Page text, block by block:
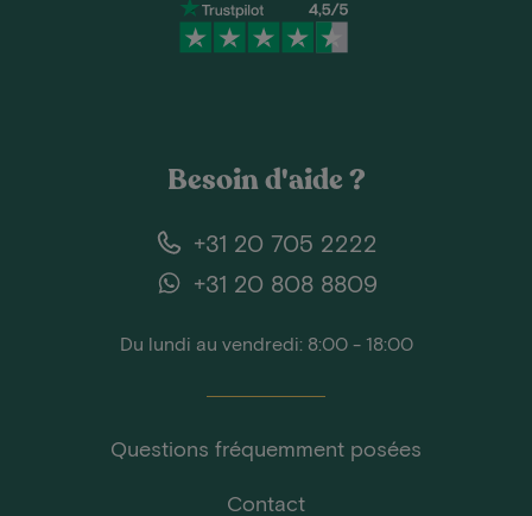
Besoin d'aide ?
+31 20 705 2222
+31 20 808 8809
Du lundi au vendredi: 8:00 - 18:00
Questions fréquemment posées
Contact